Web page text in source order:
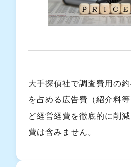
大手探偵社で調査費用の
を占める広告費（紹介料
ど経営経費を徹底的に削
費は含みません。